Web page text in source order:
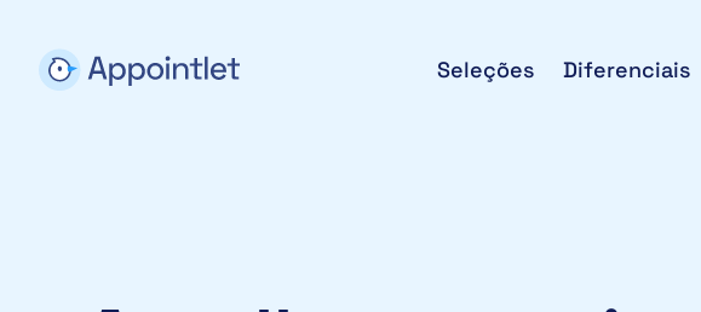
Seleções Diferenciais